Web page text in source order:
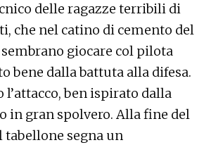
delle ragazze terribili di
che nel catino di cemento del
giocare col pilota
bene dalla battuta alla difesa.
ben ispirato dalla
in gran spolvero. Alla fine del
segna un